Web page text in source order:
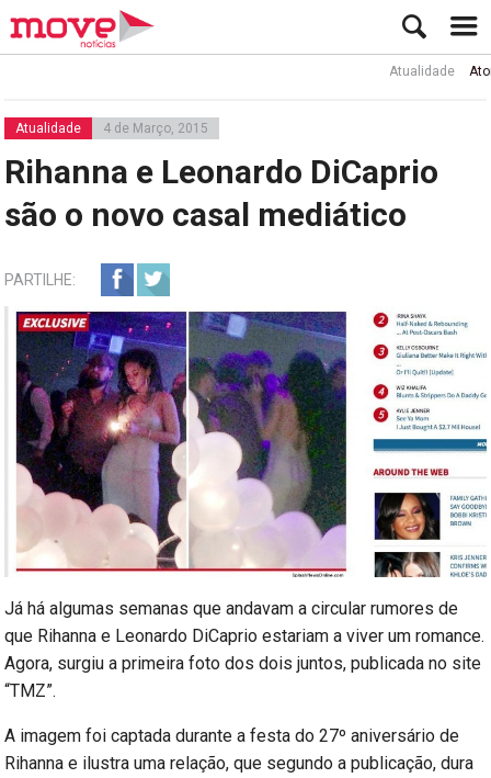
Atualidade Ator Rui
Atualidade 4 de Março, 2015
Rihanna e Leonardo DiCaprio
são o novo casal mediático
PARTILHE:
Já há algumas semanas que andavam a circular rumores de
que Rihanna e Leonardo DiCaprio estariam a viver um romance.
Agora, surgiu a primeira foto dos dois juntos, publicada no site
“TMZ”.
A imagem foi captada durante a festa do 27º aniversário de
Rihanna e ilustra uma relação, que segundo a publicação, dura